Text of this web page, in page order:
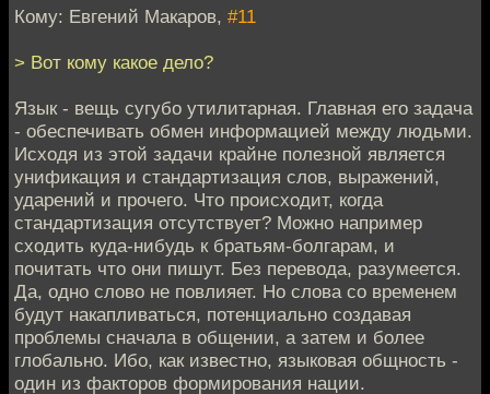
Кому: Евгений Макаров, #11
> Вот кому какое дело?
Язык - вещь сугубо утилитарная. Главная его задача
- обеспечивать обмен информацией между людьми.
Исходя из этой задачи крайне полезной является
унификация и стандартизация слов, выражений,
ударений и прочего. Что происходит, когда
стандартизация отсутствует? Можно например
сходить куда-нибудь к братьям-болгарам, и
почитать что они пишут. Без перевода, разумеется.
Да, одно слово не повлияет. Но слова со временем
будут накапливаться, потенциально создавая
проблемы сначала в общении, а затем и более
глобально. Ибо, как известно, языковая общность -
один из факторов формирования нации.